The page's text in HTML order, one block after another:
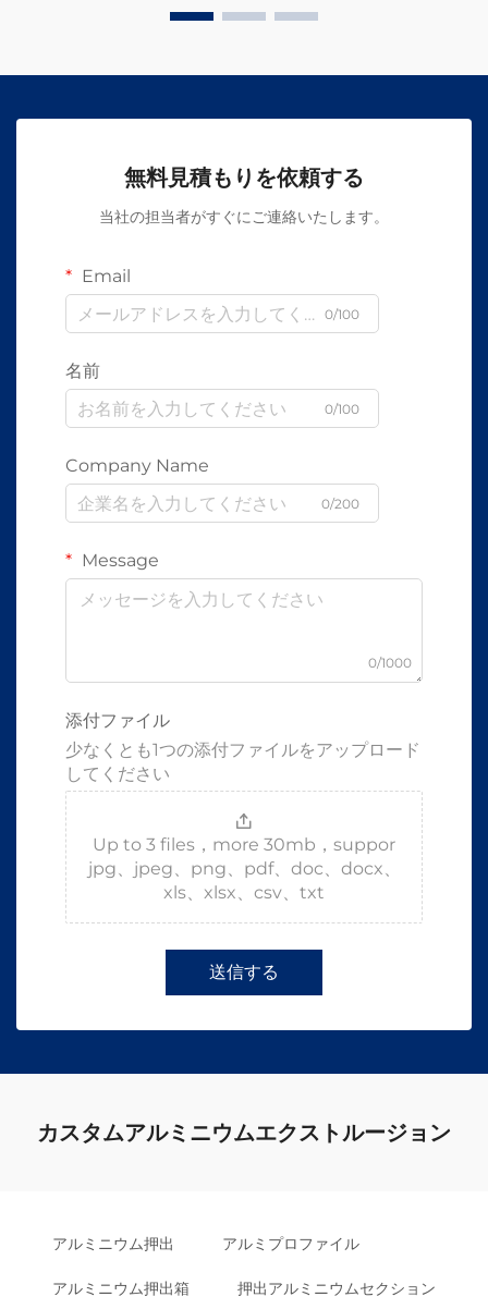
無料見積もりを依頼する
当社の担当者がすぐにご連絡いたします。
Email
0/100
名前
0/100
Company Name
0/200
Message
0/1000
添付ファイル
少なくとも1つの添付ファイルをアップロード
してください
Up to 3 files，more 30mb，suppor
jpg、jpeg、png、pdf、doc、docx、
xls、xlsx、csv、txt
送信する
カスタムアルミニウムエクストルージョン
アルミニウム押出 アルミプロファイル
アルミニウム押出箱 押出アルミニウムセクション